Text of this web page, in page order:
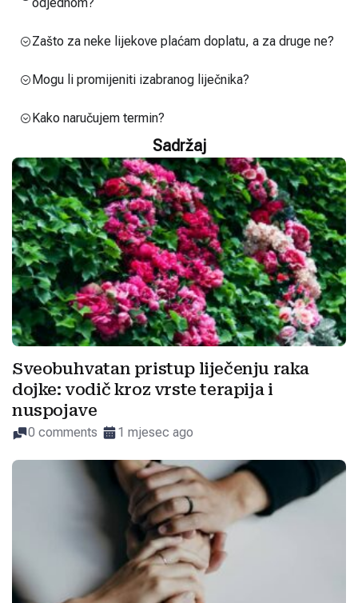
odjednom?
Zašto za neke lijekove plaćam doplatu, a za druge ne?
Mogu li promijeniti izabranog liječnika?
Kako naručujem termin?
Sadržaj
Sveobuhvatan pristup liječenju raka
dojke: vodič kroz vrste terapija i
nuspojave
0 comments 1 mjesec ago